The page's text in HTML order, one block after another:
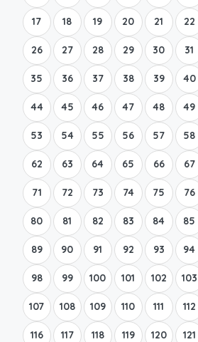
17 18 19 20 21 22
26 27 28 29 30 31
35 36 37 38 39 40
44 45 46 47 48 49
53 54 55 56 57 58
62 63 64 65 66 67
71 72 73 74 75 76
80 81 82 83 84 85
89 90 91 92 93 94
98 99 100 101 102 103
107 108 109 110 111 112
116 117 118 119 120 121